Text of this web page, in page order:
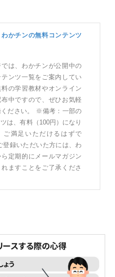
わかチンの無料コンテンツ
は、わかチンが公開中の
ンツ一覧をご案内してい
料の学習教材やオンライン
中ですので、ぜひお気軽
ください。 ※備考：一部の
は、有料（100円）になり
ご満足いただけるはずで
録いただいた方には、わ
定期的にメールマガジン
ますことをご了承くださ